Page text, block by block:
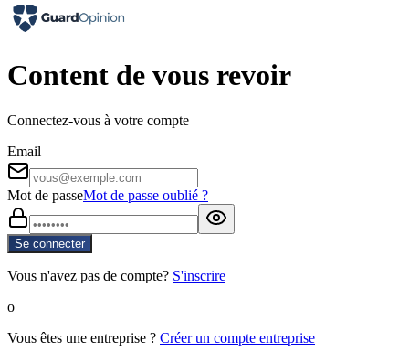
Content de vous revoir
Connectez-vous à votre compte
Email
Mot de passeMot de passe oublié ?
Se connecter
Vous n'avez pas de compte? S'inscrire
o
Vous êtes une entreprise ? Créer un compte entreprise